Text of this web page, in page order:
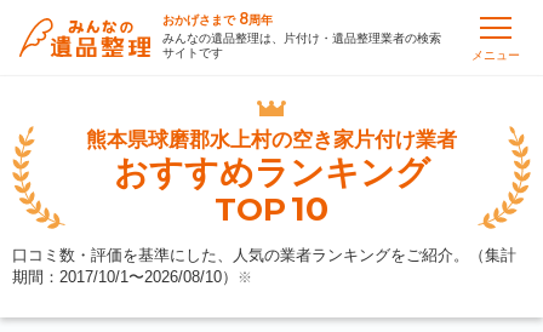
おかげさまで 8周年
みんなの遺品整理は、片付け・遺品整理業者の検索
サイトです
メニュー
熊本県球磨郡水上村の空き家片付け業者
おすすめランキング
TOP10
口コミ数・評価を基準にした、人気の業者ランキングをご紹介。（集計
期間：2017/10/1〜2026/08/10） ※